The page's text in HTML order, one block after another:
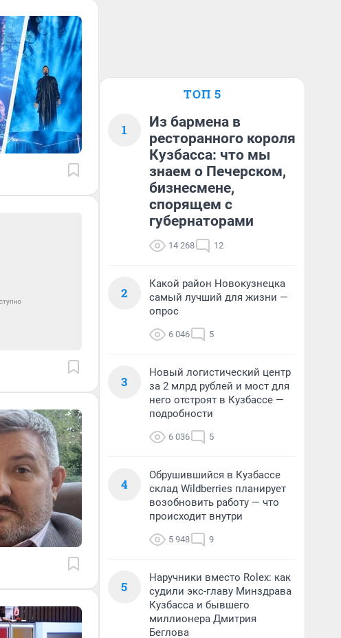
ТОП 5
1
Из бармена в
ресторанного короля
Кузбасса: что мы
знаем о Печерском,
бизнесмене,
спорящем с
губернаторами
14 268 12
2
Какой район Новокузнецка
самый лучший для жизни —
опрос
6 046 5
3
Новый логистический центр
за 2 млрд рублей и мост для
него отстроят в Кузбассе —
подробности
6 036 5
4
Обрушившийся в Кузбассе
склад Wildberries планирует
возобновить работу — что
происходит внутри
5 948 9
5
Наручники вместо Rolex: как
судили экс-главу Минздрава
Кузбасса и бывшего
миллионера Дмитрия
Беглова